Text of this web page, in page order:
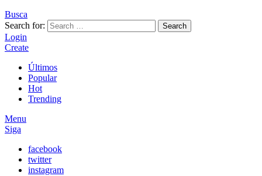
Busca
Search for:
Search
Login
Create
Últimos
Popular
Hot
Trending
Menu
Siga
facebook
twitter
instagram